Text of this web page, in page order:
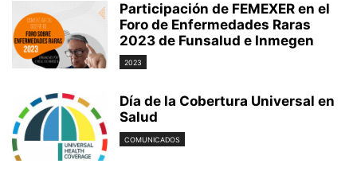
Participación de FEMEXER en el
Foro de Enfermedades Raras
2023 de Funsalud e Inmegen
2023
Día de la Cobertura Universal en
Salud
COMUNICADOS